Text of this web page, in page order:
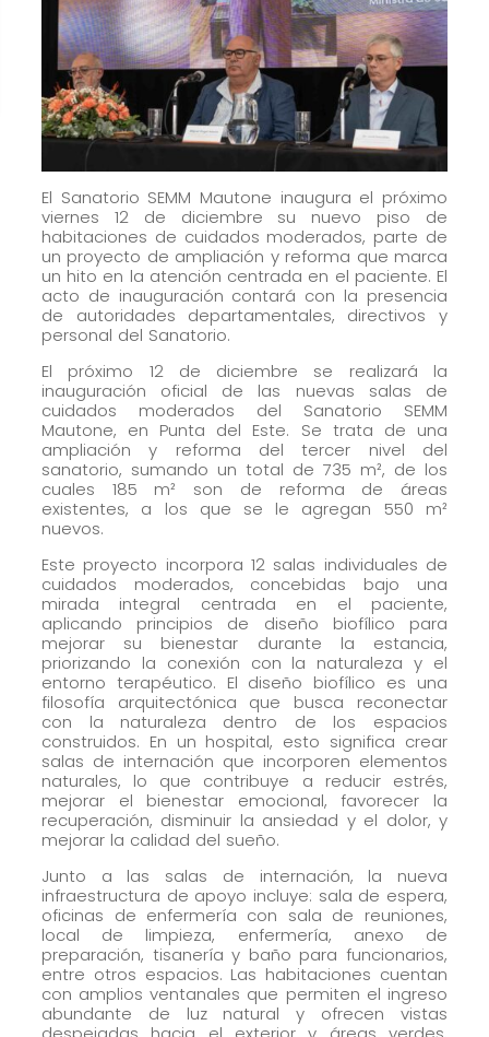
El Sanatorio SEMM Mautone inaugura el próximo
viernes 12 de diciembre su nuevo piso de
habitaciones de cuidados moderados, parte de
un proyecto de ampliación y reforma que marca
un hito en la atención centrada en el paciente. El
acto de inauguración contará con la presencia
de autoridades departamentales, directivos y
personal del Sanatorio.
El próximo 12 de diciembre se realizará la
inauguración oficial de las nuevas salas de
cuidados moderados del Sanatorio SEMM
Mautone, en Punta del Este. Se trata de una
ampliación y reforma del tercer nivel del
sanatorio, sumando un total de 735 m², de los
cuales 185 m² son de reforma de áreas
existentes, a los que se le agregan 550 m²
nuevos.
Este proyecto incorpora 12 salas individuales de
cuidados moderados, concebidas bajo una
mirada integral centrada en el paciente,
aplicando principios de diseño biofílico para
mejorar su bienestar durante la estancia,
priorizando la conexión con la naturaleza y el
entorno terapéutico. El diseño biofílico es una
filosofía arquitectónica que busca reconectar
con la naturaleza dentro de los espacios
construidos. En un hospital, esto significa crear
salas de internación que incorporen elementos
naturales, lo que contribuye a reducir estrés,
mejorar el bienestar emocional, favorecer la
recuperación, disminuir la ansiedad y el dolor, y
mejorar la calidad del sueño.
Junto a las salas de internación, la nueva
infraestructura de apoyo incluye: sala de espera,
oficinas de enfermería con sala de reuniones,
local de limpieza, enfermería, anexo de
preparación, tisanería y baño para funcionarios,
entre otros espacios. Las habitaciones cuentan
con amplios ventanales que permiten el ingreso
abundante de luz natural y ofrecen vistas
la web.
Experiencia
Para que
funcione lo
mejor posible
durante tu
visita. Si
rechaza estas
cookies,
funcionalidades
desaparecerán
de la web.
Marketing
intereses y
comportamiento
mientras visitas
nuestro sitio,
aumentas la
posibilidad de
ver contenido y
ofertas
personalizados.